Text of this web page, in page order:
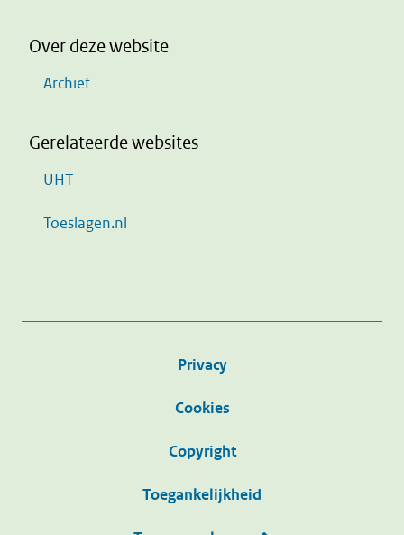
Over deze website
Archief
Gerelateerde websites
UHT
Toeslagen.nl
Privacy
Cookies
Copyright
Toegankelijkheid